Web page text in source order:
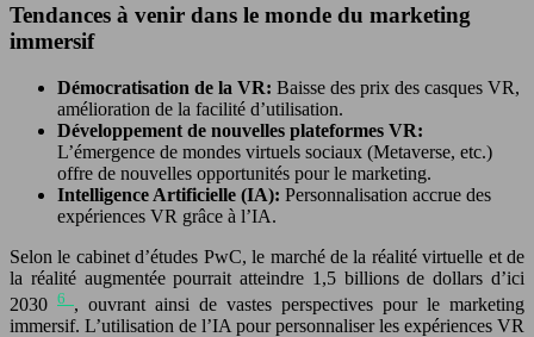
Tendances à venir dans le monde du marketing
immersif
Démocratisation de la VR: Baisse des prix des casques VR,
amélioration de la facilité d’utilisation.
Développement de nouvelles plateformes VR:
L’émergence de mondes virtuels sociaux (Metaverse, etc.)
offre de nouvelles opportunités pour le marketing.
Intelligence Artificielle (IA): Personnalisation accrue des
expériences VR grâce à l’IA.
Selon le cabinet d’études PwC, le marché de la réalité virtuelle et de
la réalité augmentée pourrait atteindre 1,5 billions de dollars d’ici
2030 6 , ouvrant ainsi de vastes perspectives pour le marketing
immersif. L’utilisation de l’IA pour personnaliser les expériences VR